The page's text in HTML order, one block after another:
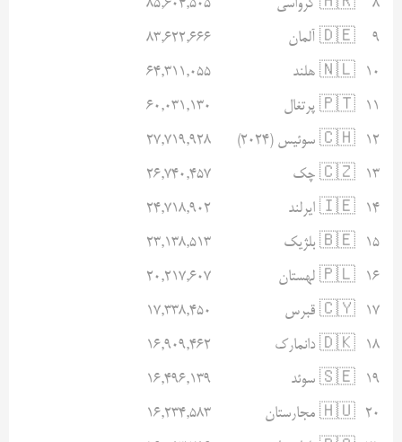
۸
🇭🇷 کرواسی
۸۵,۶۰۴,۵۰۵
۹
🇩🇪 آلمان
۸۳,۶۲۲,۶۶۶
۱۰
🇳🇱 هلند
۶۴,۳۱۱,۰۵۵
۱۱
🇵🇹 پرتغال
۶۰,۰۳۱,۱۳۰
۱۲
🇨🇭 سوئیس (۲۰۲۴)
۲۷,۷۱۹,۹۲۸
۱۳
🇨🇿 چک
۲۶,۷۴۰,۴۵۷
۱۴
🇮🇪 ایرلند
۲۴,۷۱۸,۹۰۲
۱۵
🇧🇪 بلژیک
۲۳,۱۳۸,۵۱۳
۱۶
🇵🇱 لهستان
۲۰,۲۱۷,۶۰۷
۱۷
🇨🇾 قبرس
۱۷,۳۳۸,۴۵۰
۱۸
🇩🇰 دانمارک
۱۶,۹۰۹,۴۶۲
۱۹
🇸🇪 سوئد
۱۶,۴۹۶,۱۳۹
۲۰ 🇭🇺 مجارستان
۱۶,۲۳۴,۵۸۳